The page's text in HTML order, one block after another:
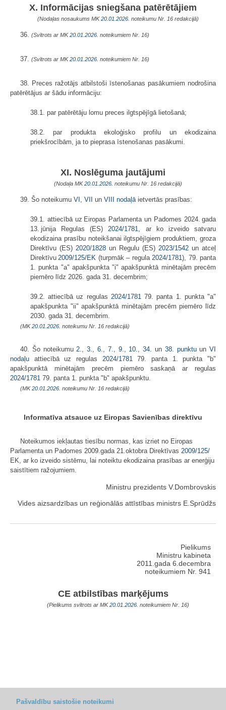
X. Informācijas sniegšana patērētājiem
(Nodaļas nosaukums MK20.01.2026. noteikumu Nr. 16 redakcijā)
36. (Svītrots ar MK20.01.2026. noteikumiem Nr. 16)
37. (Svītrots ar MK20.01.2026. noteikumiem Nr. 16)
38. Preces ražotājs atbilstoši īstenošanas pasākumiem nodrošina
patērētājus ar šādu informāciju:
38.1. par patērētāju lomu preces ilgtspējīgā lietošanā;
38.2. par produkta ekoloģisko profilu un ekodizaina
priekšrocībām, ja to pieprasa īstenošanas pasākumi.
XI. Noslēguma jautājumi
(Nodaļa MK20.01.2026. noteikumu Nr. 16 redakcijā)
39. Šo noteikumu VI , VII un VIII nodaļāietvertās prasības:
39.1. attiecībā uz Eiropas Parlamenta un Padomes 2024. gada
13. jūnija Regulas (ES)2024/1781, ar ko izveido satvaru
ekodizaina prasību noteikšanai ilgtspējīgiem produktiem, groza
Direktīvu (ES) 2020/1828 un Regulu (ES) 2023/1542 un atceļ
Direktīvu 2009/125/EK (turpmāk – regula 2024/1781), 79. panta
1. punkta "a" apakšpunkta "i" apakšpunktā minētajām precēm
piemēro līdz 2026. gada 31. decembrim;
39.2. attiecībā uz regulas 2024/178179. panta 1. punkta "a"
apakšpunkta "ii" apakšpunktā minētajām precēm piemēro līdz
2030. gada 31. decembrim.
(MK20.01.2026. noteikumu Nr. 16 redakcijā)
40. Šo noteikumu2.,3., 6., 7., 9., 10.,34. un 38. punktuunVI
nodaļu attiecībā uz regulas 2024/178179. panta 1. punkta "b"
apakšpunktā minētajām precēm piemēro saskaņā ar regulas
2024/1781 79. panta 1. punkta "b" apakšpunktu.
(MK20.01.2026. noteikumu Nr. 16 redakcijā)
Informatīva atsauce uz Eiropas Savienības direktīvu
Noteikumos iekļautas tiesību normas, kas izriet no Eiropas
Parlamenta un Padomes 2009.gada 21.oktobra Direktīvas 2009/125/
EK, ar ko izveido sistēmu, lai noteiktu ekodizaina prasības ar enerģiju
saistītiem ražojumiem.
Ministru prezidents V.Dombrovskis
Vides aizsardzības un reģionālās attīstības ministrs E.Sprūdžs
Pielikums
Ministru kabineta
2011.gada 6.decembra
noteikumiem Nr. 941
CE atbilstības marķējums
(Pielikums svītrots ar MK20.01.2026. noteikumiem Nr. 16)
Pašvaldību saistošie noteikumi